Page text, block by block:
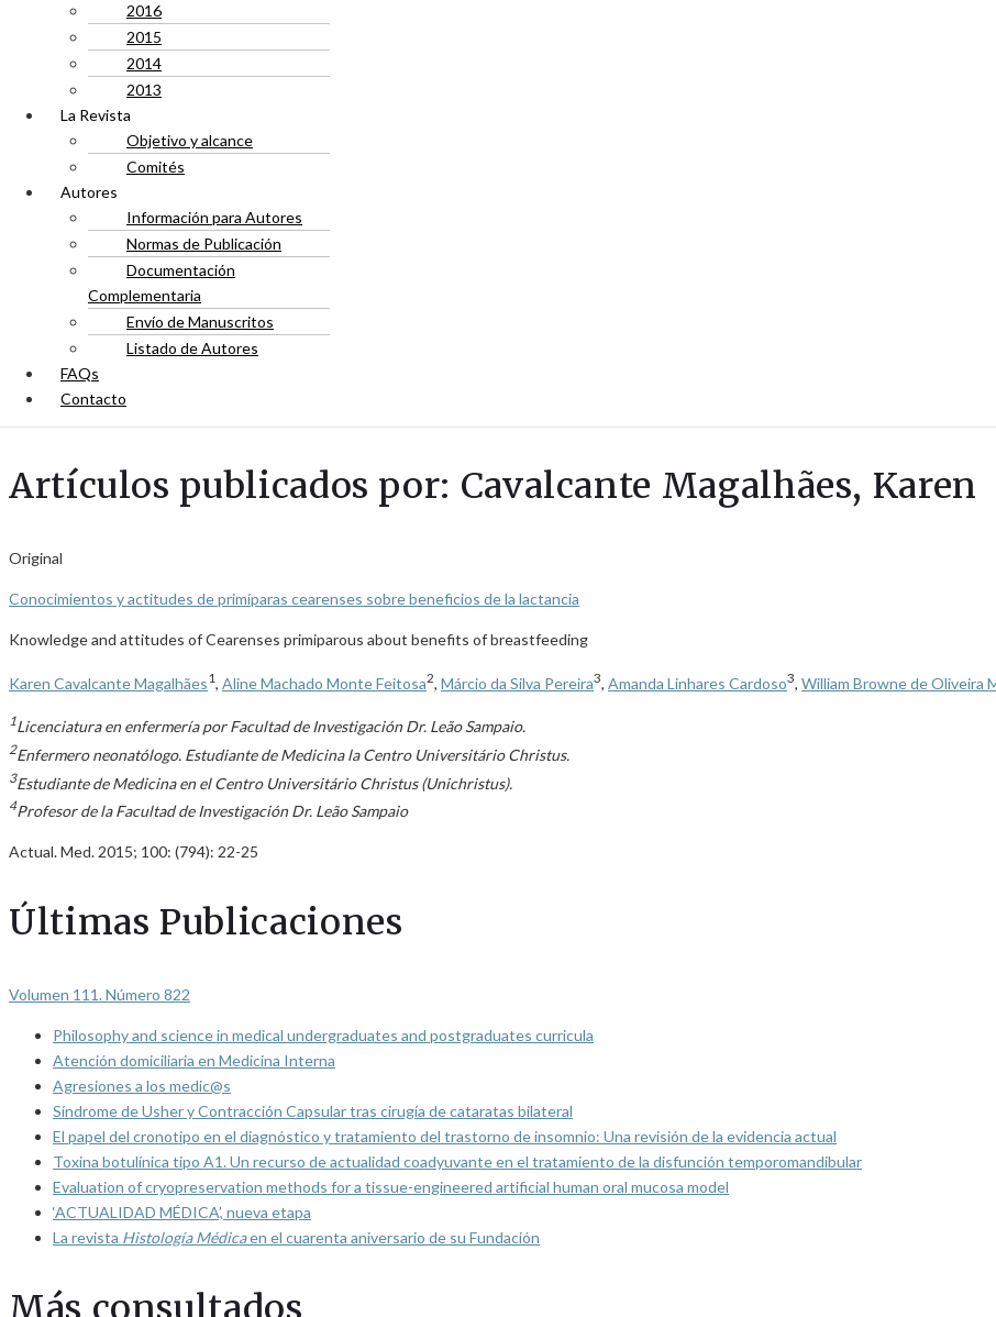
2016
2015
2014
2013
La Revista
Objetivo y alcance
Comités
Autores
Información para Autores
Normas de Publicación
Documentación
Complementaria
Envío de Manuscritos
Listado de Autores
FAQs
Contacto
Artículos publicados por: Cavalcante Magalhães, Karen
Original
Conocimientos y actitudes de primíparas cearenses sobre beneficios de la lactancia
Knowledge and attitudes of Cearenses primiparous about benefits of breastfeeding
Karen Cavalcante Magalhães1, Aline Machado Monte Feitosa2, Márcio da Silva Pereira3, Amanda Linhares Cardoso3, William Browne de Oliveira
1Licenciatura en enfermería por Facultad de Investigación Dr. Leão Sampaio.
2Enfermero neonatólogo. Estudiante de Medicina la Centro Universitário Christus.
3Estudiante de Medicina en el Centro Universitário Christus (Unichristus).
4Profesor de la Facultad de Investigación Dr. Leão Sampaio
Actual. Med. 2015; 100: (794): 22-25
Últimas Publicaciones
Volumen 111. Número 822
Philosophy and science in medical undergraduates and postgraduates curricula
Atención domiciliaria en Medicina Interna
Agresiones a los medic@s
Síndrome de Usher y Contracción Capsular tras cirugía de cataratas bilateral
El papel del cronotipo en el diagnóstico y tratamiento del trastorno de insomnio: Una revisión de la evidencia actual
Toxina botulínica tipo A1. Un recurso de actualidad coadyuvante en el tratamiento de la disfunción temporomandibular
Evaluation of cryopreservation methods for a tissue-engineered artificial human oral mucosa model
‘ACTUALIDAD MÉDICA’, nueva etapa
La revista Histología Médicaen el cuarenta aniversario de su Fundación